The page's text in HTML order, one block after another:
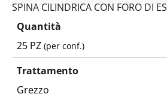
SPINA CILINDRICA CON FORO DI
Quantità
25 PZ(per conf.)
Trattamento
Grezzo